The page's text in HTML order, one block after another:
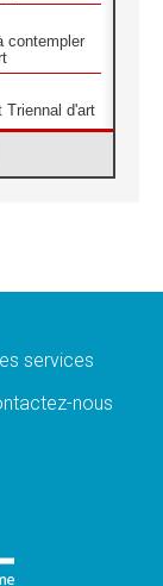
contempler
Triennal d'art
religieuses
estime
pas avec
services
nous